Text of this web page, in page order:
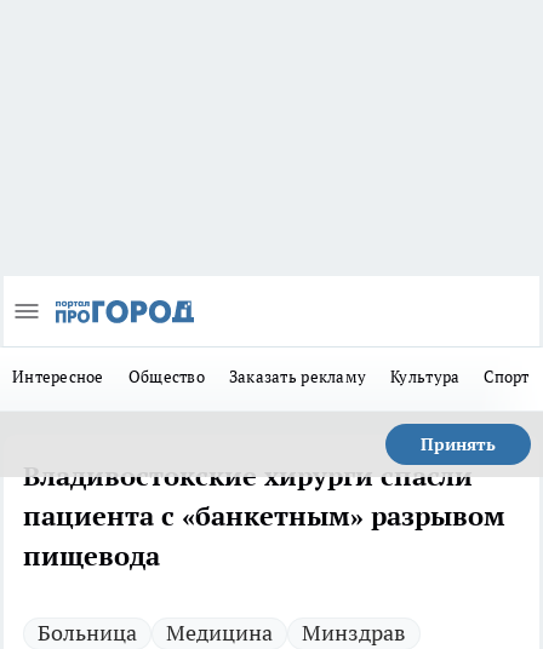
Интересное Общество Заказать рекламу Культура Спорт
Принять
Владивостокские хирурги спасли
пациента с «банкетным» разрывом
пищевода
Больница Медицина
Минздрав